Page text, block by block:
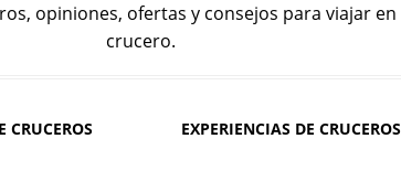
opiniones, ofertas y consejos para viajar en
crucero.
CRUCEROS EXPERIENCIAS DE CRUCEROS